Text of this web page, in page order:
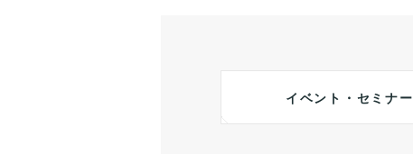
イベント・セミナー